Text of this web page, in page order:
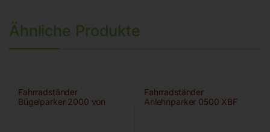
Ähnliche Produkte
Fahrradständer
Bügelparker 2000 von
Fahrradständer
Anlehnparker 0500 XBF